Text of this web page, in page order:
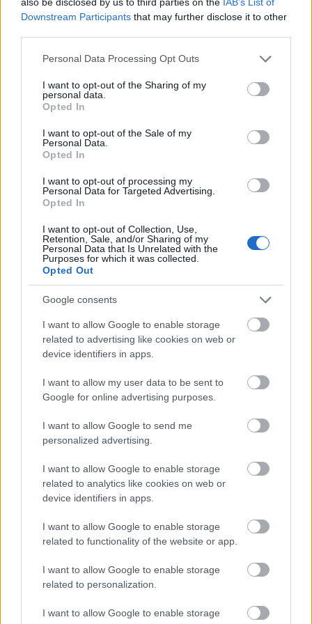
Downstream Participants that may further disclose it to other
Please note that this website/app uses one or more Google
not limited to your visit or usage behaviour. You may click to
grant or deny consent to Google and its third-party tags to
use your data for below specified purposes in below Google
consent section.
Personal Data Processing Opt Outs
I want to opt-out of the Sharing of my
personal data.
Opted In
I want to opt-out of the Sale of my
Personal Data.
Opted In
I want to opt-out of processing my
Personal Data for Targeted Advertising.
Opted In
I want to opt-out of Collection, Use,
Retention, Sale, and/or Sharing of my
Personal Data that Is Unrelated with the
Purposes for which it was collected.
Opted Out
Google consents
I want to allow Google to enable storage
related to advertising like cookies on web or
device identifiers in apps.
I want to allow my user data to be sent to
Google for online advertising purposes.
I want to allow Google to send me
personalized advertising.
I want to allow Google to enable storage
related to analytics like cookies on web or
device identifiers in apps.
I want to allow Google to enable storage
related to functionality of the website or app.
I want to allow Google to enable storage
related to personalization.
I want to allow Google to enable storage
StarTrekker•2024. október 31.
Oké, szóval a Lower Decks ötödik évad első részében
Tendi orioni kalózkollégái egy dalt énekelnek a
háttérben.
"We love to kill, we love ...
A kapitányi székbe ülhetünk az új
Star Trek-társasjátékban
Magyar tervezőtől érkezik a Captain's Chair
StarTrekker•2024. július 03.
Mindig öröm, amikor az embernek két hobbija
összetalálkozik. A Star Trekestársasjátékokkal